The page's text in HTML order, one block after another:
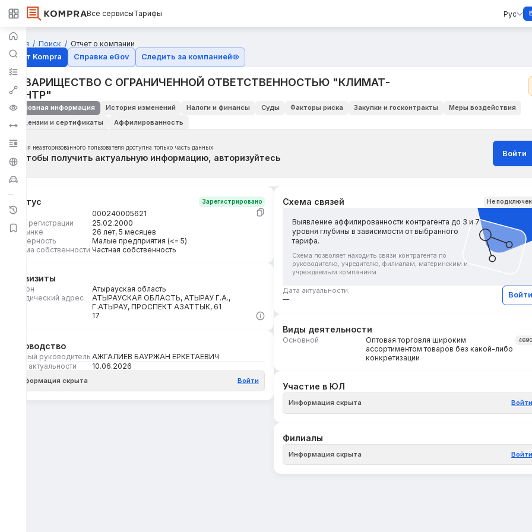
Все сервисыТарифы Рус
Главная Поиск
Отчет о компании
Отчёт Kompra
Справка eGov Следить за компанией
ТОВАРИЩЕСТВО С ОГРАНИЧЕННОЙ ОТВЕТСТВЕННОСТЬЮ "КЛИМАТ-
ЦЕНТР"
Основная информация История изменений Налоги и финансы Суды Факторы риска Закупки и госконтракты
Меры воздействия
Лицензии и сертификаты
Аффилированность
Для неавторизованного пользователя доступна только часть данных
Чтобы получить актуальную информацию, авторизуйтесь Войти
Статус Зарегистрировано
БИН
000240005621
Дата регистрации
25.02.2000
На рынке
26 лет, 5 месяцев
Размерность
Малые предприятия (<= 5)
Форма собственности Частная собственность
Реквизиты
Регион
Атырауская область
Юридический адрес
АТЫРАУСКАЯ ОБЛАСТЬ, АТЫРАУ Г.А.,
Г.АТЫРАУ, ПРОСПЕКТ АЗАТТЫК, 61
17
Руководство
Первый руководитель АЖГАЛИЕВ БАУРЖАН ЕРКЕТАЕВИЧ
Дата актуальности
10.06.2026
Информация скрыта Войти
Схема связей Не
Выявление аффилированности контрагента до 3 и 7
уровня глубины в зависимости от выбранного
тарифа.
Схема позволяет находить связи контрагента по
руководителю, учредителю, филиалам, материнским и
учреждаемым компаниям.
Дата актуальности:
—
Войти
Виды деятельности
Основной
Оптовая торговля широким
ассортиментом товаров без какой-либо
конкретизации
Участие в ЮЛ
Информация скрыта Войти
Филиалы
Информация скрыта Войти